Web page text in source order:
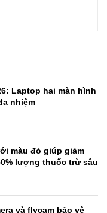
Laptop hai màn hình
nhiệm
màu đỏ giúp giảm
lượng thuốc trừ sâu
và flycam bảo vệ